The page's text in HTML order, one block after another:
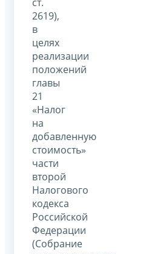
2619),
в
целях
реализации
положений
главы
21
«Налог
на
добавленную
стоимость»
части
второй
Налогового
кодекса
Российской
Федерации
(Собрание